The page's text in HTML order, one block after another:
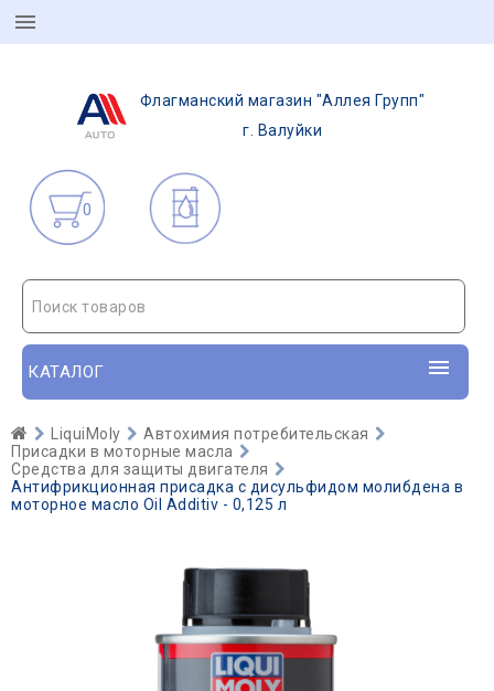
Флагманский магазин "Аллея Групп"
г. Валуйки
0
Поиск товаров
КАТАЛОГ
LiquiMoly
Автохимия потребительская
Присадки в моторные масла
Средства для защиты двигателя
Антифрикционная присадка с дисульфидом молибдена в
моторное масло Oil Additiv - 0,125 л